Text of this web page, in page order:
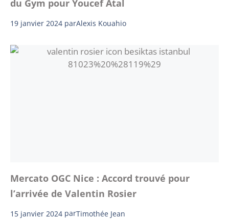
du Gym pour Youcef Atal
19 janvier 2024 parAlexis Kouahio
Mercato OGC Nice : Accord trouvé pour
l’arrivée de Valentin Rosier
15 janvier 2024 parTimothée Jean